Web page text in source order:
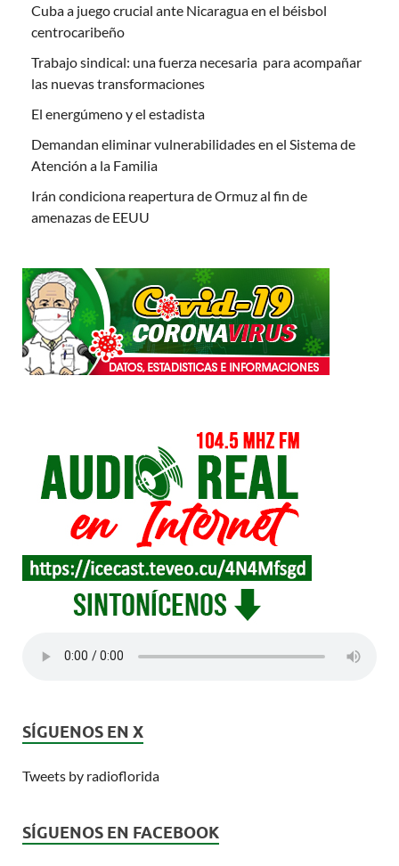
Cuba a juego crucial ante Nicaragua en el béisbol
centrocaribeño
Trabajo sindical: una fuerza necesaria para acompañar
las nuevas transformaciones
El energúmeno y el estadista
Demandan eliminar vulnerabilidades en el Sistema de
Atención a la Familia
Irán condiciona reapertura de Ormuz al fin de
amenazas de EEUU
SÍGUENOS EN X
Tweets by radioflorida
SÍGUENOS EN FACEBOOK